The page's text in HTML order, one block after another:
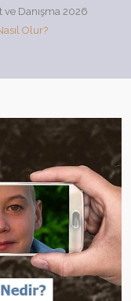
Danışma 2026
Olur?